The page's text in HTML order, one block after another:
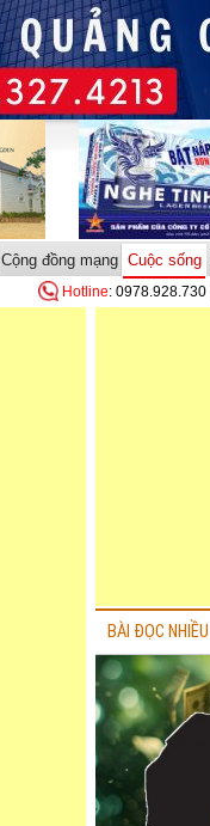
Cộng đồng mạng Cuộc sống
Hotline: 0978.928.730
BÀI ĐỌC NHIỀU